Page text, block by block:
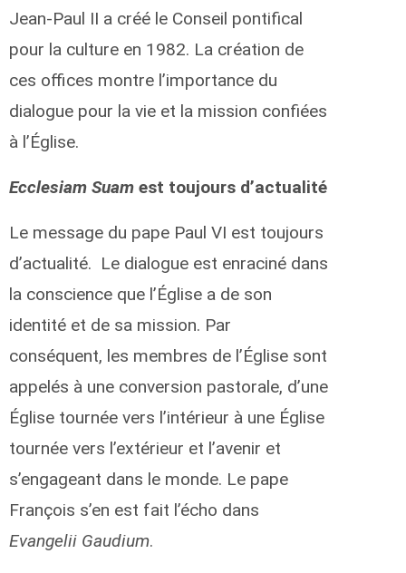
Jean-Paul II a créé le Conseil pontifical
pour la culture en 1982. La création de
ces offices montre l’importance du
dialogue pour la vie et la mission confiées
à l’Église.
Ecclesiam Suam est toujours d’actualité
Le message du pape Paul VI est toujours
d’actualité. Le dialogue est enraciné dans
la conscience que l’Église a de son
identité et de sa mission. Par
conséquent, les membres de l’Église sont
appelés à une conversion pastorale, d’une
Église tournée vers l’intérieur à une Église
tournée vers l’extérieur et l’avenir et
s’engageant dans le monde. Le pape
François s’en est fait l’écho dans
Evangelii Gaudium.